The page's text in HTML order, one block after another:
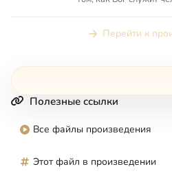
Перейти к
Полезные ссылки
Все файлы произведения
Этот файл в произведении